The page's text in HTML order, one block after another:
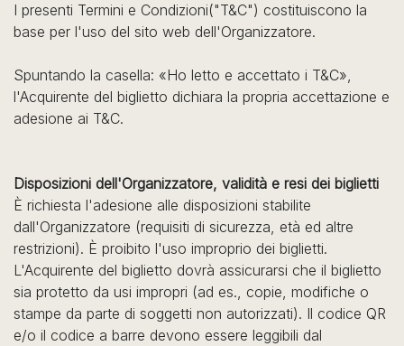
I presenti Termini e Condizioni("T&C") costituiscono la
base per l'uso del sito web dell'Organizzatore.
Spuntando la casella: «Ho letto e accettato i T&C»,
l'Acquirente del biglietto dichiara la propria accettazione e
adesione ai T&C.
Disposizioni dell'Organizzatore, validità e resi dei biglietti
È richiesta l'adesione alle disposizioni stabilite
dall'Organizzatore (requisiti di sicurezza, età ed altre
restrizioni). È proibito l'uso improprio dei biglietti.
L'Acquirente del biglietto dovrà assicurarsi che il biglietto
sia protetto da usi impropri (ad es., copie, modifiche o
stampe da parte di soggetti non autorizzati). Il codice QR
e/o il codice a barre devono essere leggibili dal